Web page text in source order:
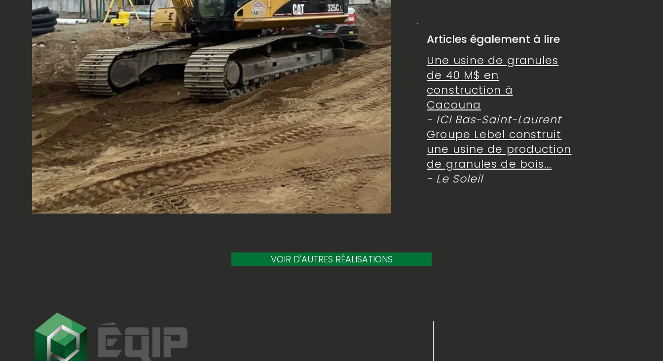
Articles également à lire
Une usine de granules
de 40 M$ en
construction à
Cacouna
- ICI Bas-Saint-Laurent
Groupe Lebel construit
une usine de production
de granules de bois...
- Le Soleil
VOIR D'AUTRES RÉALISATIONS